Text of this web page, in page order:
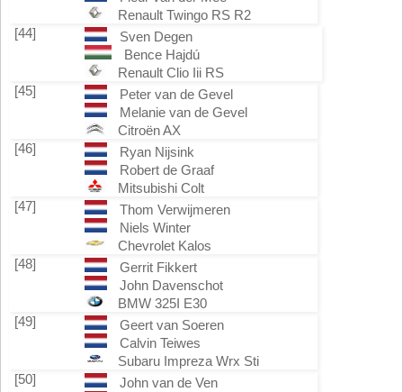
Renault Twingo RS R2
[44]
Sven Degen
Bence Hajdú
Renault Clio Iii RS
[45]
Peter van de Gevel
Melanie van de Gevel
Citroën AX
[46]
Ryan Nijsink
Robert de Graaf
Mitsubishi Colt
[47]
Thom Verwijmeren
Niels Winter
Chevrolet Kalos
[48]
Gerrit Fikkert
John Davenschot
BMW 325I E30
[49]
Geert van Soeren
Calvin Teiwes
Subaru Impreza Wrx Sti
[50]
John van de Ven